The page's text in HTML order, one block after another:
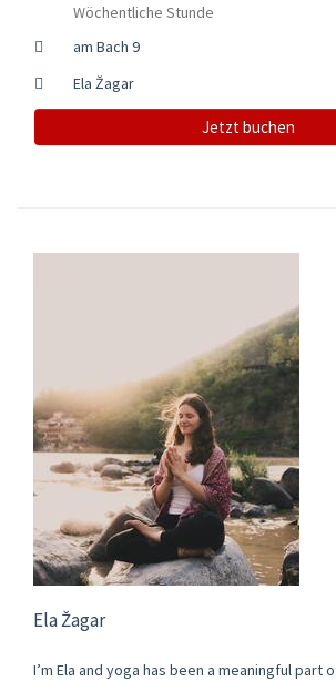
Wöchentliche Stunde
am Bach 9
Ela Žagar
Jetzt buchen
Ela Žagar
I’m Ela and yoga has been a meaningful part